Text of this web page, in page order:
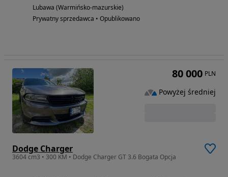
Lubawa (Warmińsko-mazurskie)
Prywatny sprzedawca • Opublikowano
Dodge Charger
3604 cm3 • 300 KM • Dodge Charger GT 3.6 Bogata Opcja
80 000 PLN
Powyżej średniej